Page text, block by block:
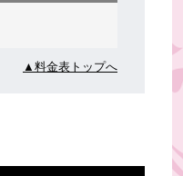
▲料金表トップへ